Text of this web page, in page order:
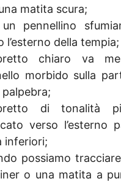
matita scura;
pennellino
l’esterno della tempia;
chiaro va
morbido sulla
palpebra;
di tonalità
verso l’esterno
inferiori;
possiamo
o una matita a